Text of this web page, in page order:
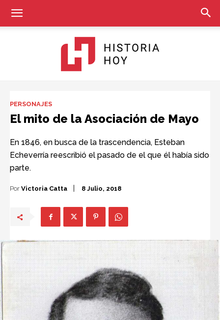
PERSONAJES
El mito de la Asociación de Mayo
En 1846, en busca de la trascendencia, Esteban
Echeverría reescribió el pasado de el que él había sido
parte.
Por Victoria Catta 8 Julio, 2018